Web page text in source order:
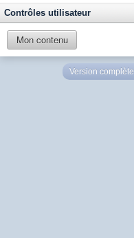
Contrôles utilisateur
Mon contenu
Version complète